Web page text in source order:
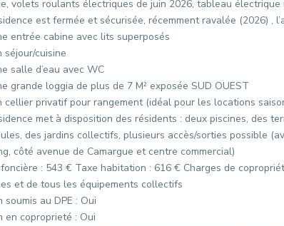
volets roulants électriques de juin 2026, tableau
est fermée et sécurisée, récemment ravalée (2026) ,
entrée cabine avec lits superposés
séjour/cuisine
salle d’eau avec WC
grande loggia de plus de 7 M² exposée SUD OUEST
cellier privatif pour rangement (idéal pour les locations
met à disposition des résidents : deux piscines, des
des jardins collectifs, plusieurs accès/sorties possible
côté avenue de Camargue et centre commercial)
: 543 € Taxe habitation : 616 € Charges de
et de tous les équipements collectifs
soumis au DPE : Oui
en coproprieté : Oui